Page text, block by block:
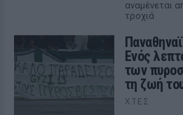
αναμένεται
τροχιά
Ενός
των
τη ζωή
ΧΤΕΣ